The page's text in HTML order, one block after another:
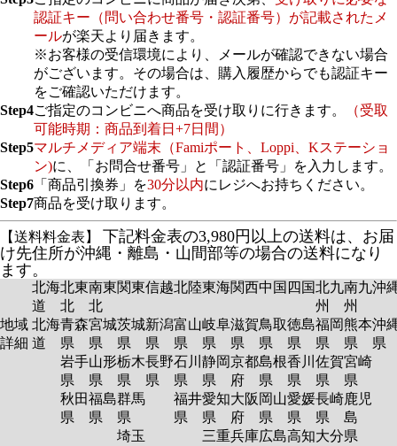
認証キー（問い合わせ番号・認証番号）が記載されたメ
ールが楽天より届きます。
※お客様の受信環境により、メールが確認できない場合
がございます。その場合は、購入履歴からでも認証キー
をご確認いただけます。
Step4ご指定のコンビニへ商品を受け取りに行きます。
（受取
可能時期：商品到着日+7日間）
Step5マルチメディア端末（Famiポート、Loppi、Kステーショ
ン)に、「お問合せ番号」と「認証番号」を入力します。
Step6 「商品引換券」を30分以内にレジへお持ちください。
Step7商品を受け取ります。
【送料料金表】
下記料金表の3,980円以上の送料は、お届
け先住所が沖縄・離島・山間部等の場合の送料になり
ます。
北海
道
北東
北
南東
北
関東信越北陸東海関西中国 四国北九
州
南九
州
沖
地域
詳細
北海
道
青森
県
岩手
県
秋田
県
宮城
県
山形
県
福島
県
茨城
県
栃木
県
群馬
県
埼玉
新潟
県
長野
県
富山
県
石川
県
福井
県
岐阜
県
静岡
県
愛知
県
三重
滋賀
県
京都
府
大阪
府
兵庫
鳥取
県
島根
県
岡山
県
広島
徳島
県
香川
県
愛媛
県
高知
福岡
県
佐賀
県
長崎
県
大分
熊本
県
宮崎
県
鹿児
島
県
沖